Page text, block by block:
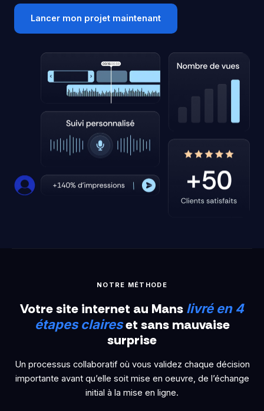
Lancer mon projet maintenant
NOTRE MÉTHODE
Votre site internet au Mans livré en 4
étapes claireset sans mauvaise
surprise
Un processus collaboratif où vous validez chaque décision
importante avant qu’elle soit mise en oeuvre, de l’échange
initial à la mise en ligne.